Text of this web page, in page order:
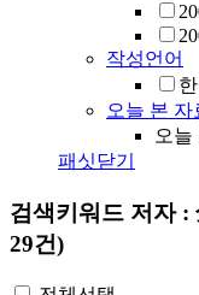
작성언어
오늘 본 자
오늘
패싯닫기
검색키워드 저자 :
29건)